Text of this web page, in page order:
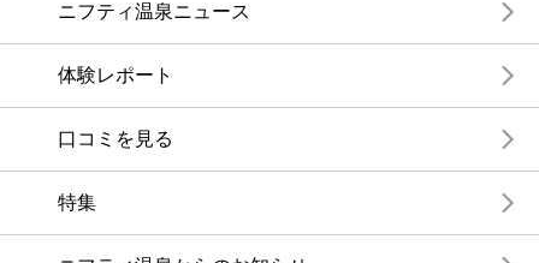
ニフティ温泉ニュース
体験レポート
口コミを見る
特集